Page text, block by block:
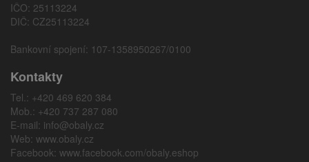
IČO: 25113224
DIČ: CZ25113224
Bankovní spojení: 107-1358950267/0100
Kontakty
Tel.: +420 469 620 384
Mob.: +420 737 287 080
E-mail: info@obaly.cz
Web: www.obaly.cz
Facebook: www.facebook.com/obaly.eshop